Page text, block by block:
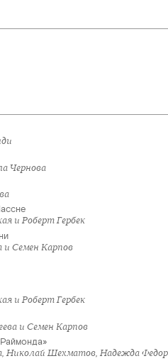
Чернова
и Роберт Гербек
Семен Карпов
и Роберт Гербек
и Семен Карпов
Шехматов, Надежда